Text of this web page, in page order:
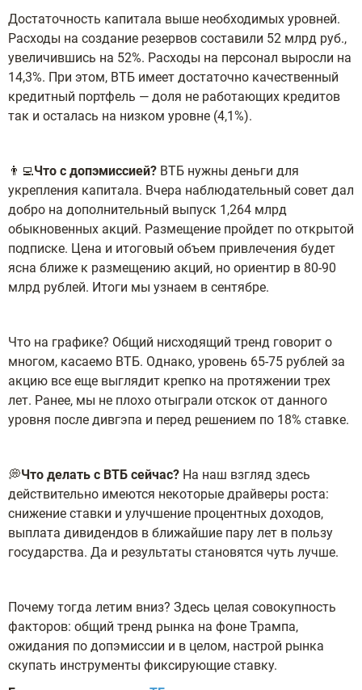
Достаточность капитала выше необходимых уровней.
Расходы на создание резервов составили 52 млрд руб.,
увеличившись на 52%. Расходы на персонал выросли на
14,3%. При этом, ВТБ имеет достаточно качественный
кредитный портфель — доля не работающих кредитов
так и осталась на низком уровне (4,1%).
👨‍💻Что с допэмиссией? ВТБ нужны деньги для
укрепления капитала. Вчера наблюдательный совет дал
добро на дополнительный выпуск 1,264 млрд
обыкновенных акций. Размещение пройдет по открытой
подписке. Цена и итоговый объем привлечения будет
ясна ближе к размещению акций, но ориентир в 80-90
млрд рублей. Итоги мы узнаем в сентябре.
Что на графике? Общий нисходящий тренд говорит о
многом, касаемо ВТБ. Однако, уровень 65-75 рублей за
акцию все еще выглядит крепко на протяжении трех
лет. Ранее, мы не плохо отыграли отскок от данного
уровня после дивгэпа и перед решением по 18% ставке.
💭Что делать с ВТБ сейчас? На наш взгляд здесь
действительно имеются некоторые драйверы роста:
снижение ставки и улучшение процентных доходов,
выплата дивидендов в ближайшие пару лет в пользу
государства. Да и результаты становятся чуть лучше.
Почему тогда летим вниз? Здесь целая совокупность
факторов: общий тренд рынка на фоне Трампа,
ожидания по допэмиссии и в целом, настрой рынка
скупать инструменты фиксирующие ставку.